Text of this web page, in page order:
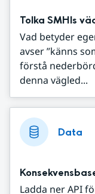
Tolka SMHIs
Vad betyder
avser ”känns
förstå
denna vägled...
Data
Ladda ner API